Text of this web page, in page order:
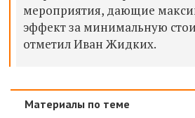
мероприятия, дающие
эффект за минимальную
отметил Иван Жидких.
Материалы по теме